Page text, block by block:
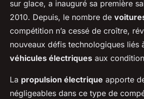
sur glace, a inauguré sa première
2010. Depuis, le nombre de
compétition n’a cessé de croître,
nouveaux défis technologiques liés
véhicules électriques aux
La propulsion électrique apporte
négligeables dans ce type de